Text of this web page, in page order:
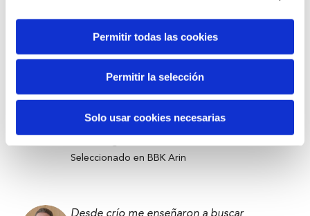
Permitir todas las cookies
Permitir la selección
Solo usar cookies necesarias
Tecnología contra el desperdicio para
llevar alimentos a quienes más lo necesitan.
Empleo y emprendimiento
Seleccionado en BBK Arin